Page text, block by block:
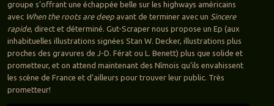
groupe s’offrant une échappée belle sur les highways américains
avec When the roots are deepavant de terminer avec un Sincere
rapide, direct et déterminé. Gut-Scraper nous propose un Ep (aux
inhabituelles illustrations signées Stan W. Decker, illustrations plus
proches des gravures de J-D. Férat ou L. Benett) plus que solide et
prometteur, et on attend maintenant des Nîmois qu’ils envahissent
les scène de France et d’ailleurs pour trouver leur public. Très
prometteur!